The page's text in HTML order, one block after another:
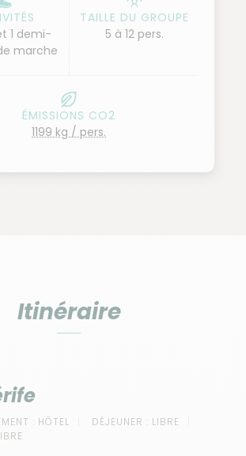
national du Garajonay et la région
sur Tenerife et vol retour pour la
1 demi-
marche
TAILLE DU GROUPE
5 à 12 pers.
ÉMISSIONS CO2
1199 kg / pers.
Itinéraire
: HÔTEL DÉJEUNER : LIBRE